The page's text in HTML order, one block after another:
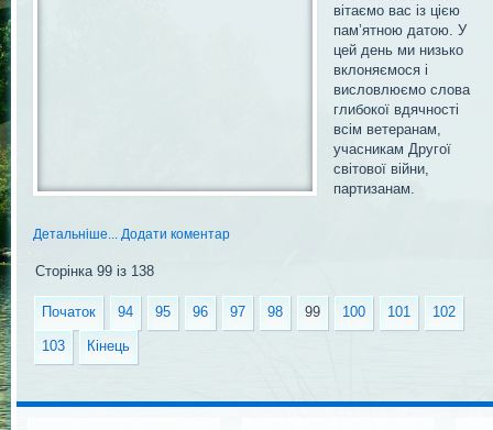
вітаємо вас із цією
пам’ятною датою. У
цей день ми низько
вклоняємося і
висловлюємо слова
глибокої вдячності
всім ветеранам,
учасникам Другої
світової війни,
партизанам.
Детальніше... Додати коментар
Сторінка 99 із 138
Початок 94 95 96 97 98 99 100 101 102
103 Кінець